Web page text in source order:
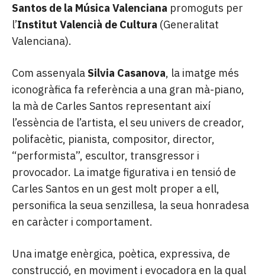
Santos de la Música Valenciana promoguts per
l’Institut Valencià de Cultura (Generalitat
Valenciana).
Com assenyalaSilvia Casanova, la imatge més
iconogràfica fa referència a una gran mà-piano,
la mà de Carles Santos representant així
l’essència de l’artista, el seu univers de creador,
polifacètic, pianista, compositor, director,
“performista”, escultor, transgressor i
provocador. La imatge figurativa i en tensió de
Carles Santos en un gest molt proper a ell,
personifica la seua senzillesa, la seua honradesa
en caràcter i comportament.
Una imatge enèrgica, poètica, expressiva, de
construcció, en moviment i evocadora en la qual